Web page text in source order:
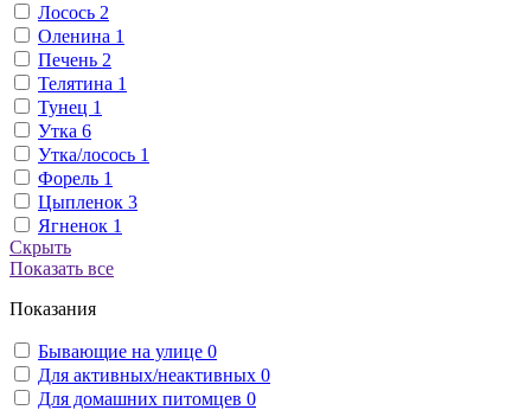
Лосось 2
Оленина 1
Печень 2
Телятина 1
Тунец 1
Утка 6
Утка/лосось 1
Форель 1
Цыпленок 3
Ягненок 1
Скрыть
Показать все
Показания
Бывающие на улице 0
Для активных/неактивных 0
Для домашних питомцев 0